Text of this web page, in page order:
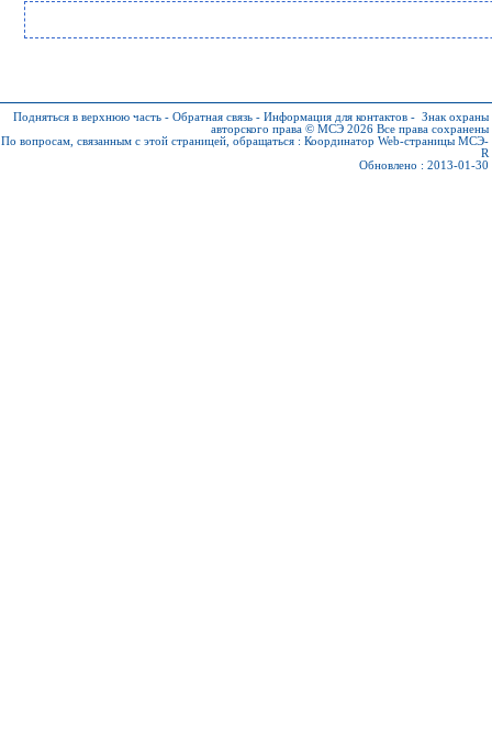
Подняться в верхнюю часть - Обратная связь - Информация для контактов - Знак охраны
авторского права © МСЭ 2026 Все права сохранены
По вопросам, связанным с этой страницей, обращаться : Координатор Web-страницы МСЭ-
R
Обновлено : 2013-01-30